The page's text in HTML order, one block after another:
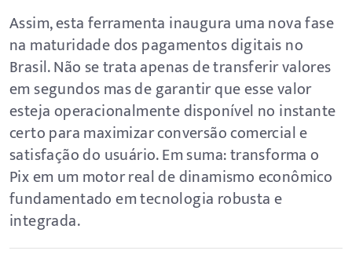
Assim, esta ferramenta inaugura uma nova fase
na maturidade dos pagamentos digitais no
Brasil. Não se trata apenas de transferir valores
em segundos mas de garantir que esse valor
esteja operacionalmente disponível no instante
certo para maximizar conversão comercial e
satisfação do usuário. Em suma: transforma o
Pix em um motor real de dinamismo econômico
fundamentado em tecnologia robusta e
integrada.